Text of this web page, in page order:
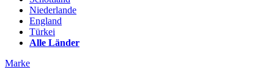
Niederlande
England
Türkei
Alle Länder
Marke